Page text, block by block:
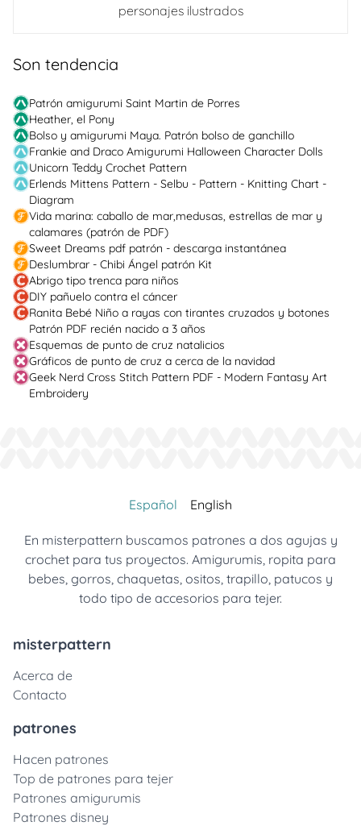
personajes ilustrados
Son tendencia
Patrón amigurumi Saint Martin de Porres
Heather, el Pony
Bolso y amigurumi Maya. Patrón bolso de ganchillo
Frankie and Draco Amigurumi Halloween Character Dolls
Unicorn Teddy Crochet Pattern
Erlends Mittens Pattern - Selbu - Pattern - Knitting Chart -
Diagram
Vida marina: caballo de mar,medusas, estrellas de mar y
calamares (patrón de PDF)
Sweet Dreams pdf patrón - descarga instantánea
Deslumbrar - Chibi Ángel patrón Kit
Abrigo tipo trenca para niños
DIY pañuelo contra el cáncer
Ranita Bebé Niño a rayas con tirantes cruzados y botones
Patrón PDF recién nacido a 3 años
Esquemas de punto de cruz natalicios
Gráficos de punto de cruz a cerca de la navidad
Geek Nerd Cross Stitch Pattern PDF - Modern Fantasy Art
Embroidery
Español English
En misterpattern buscamos patrones a dos agujas y
crochet para tus proyectos. Amigurumis, ropita para
bebes, gorros, chaquetas, ositos, trapillo, patucos y
todo tipo de accesorios para tejer.
misterpattern
Acerca de
Contacto
patrones
Hacen patrones
Top de patrones para tejer
Patrones amigurumis
Patrones disney